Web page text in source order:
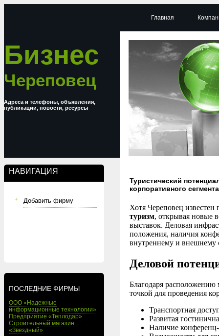
Бизнес
Череповец
Адреса и телефоны, объявления,
публикации, новости, ресурсы
НАВИГАЦИЯ
Добавить фирму
ПОСЛЕДНИЕ ФИРМЫ
ООО «Надежные
информационные технологии»
Предприятие «Теплодар»
Строительный магазин
«Звездный»
Главная
Туристический
корпоративного сегмента
Хотя Череповец
туризм, открывая новые
выставок. Деловая
положения, наличия
внутреннему и внешнему
Деловой
Благодаря
точкой для проведения
Транспортная
Развитая
Наличие